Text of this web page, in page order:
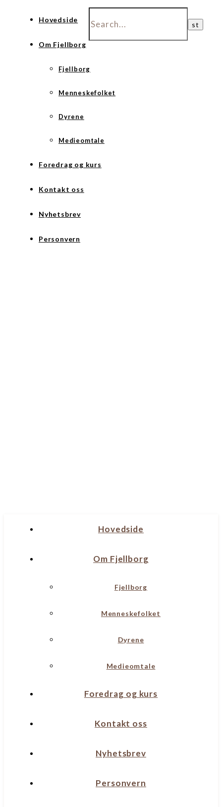
Hovedside
Om Fjellborg
Fjellborg
Menneskefolket
Dyrene
Medieomtale
Foredrag og kurs
Kontakt oss
Nyhetsbrev
Personvern
Hovedside
Om Fjellborg
Fjellborg
Menneskefolket
Dyrene
Medieomtale
Foredrag og kurs
Kontakt oss
Nyhetsbrev
Personvern